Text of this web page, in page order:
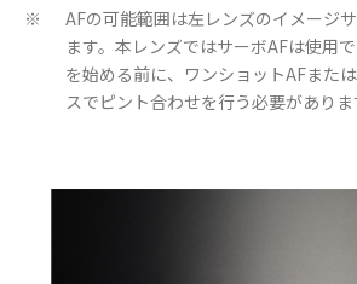
※
AFの可能範囲は左レンズのイメージ
ます。本レンズではサーボAFは使用
を始める前に、ワンショットAFまた
スでピント合わせを行う必要がありま